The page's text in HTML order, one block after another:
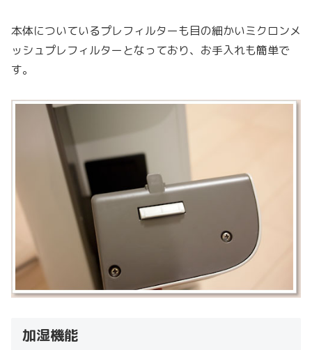
本体についているプレフィルターも目の細かいミクロンメ
ッシュプレフィルターとなっており、お手入れも簡単で
す。
加湿機能